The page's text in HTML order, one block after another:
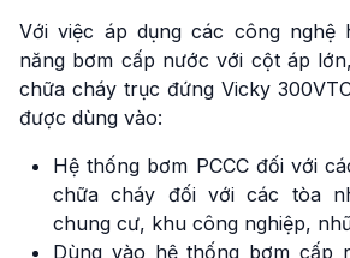
Với việc áp dụng các công nghệ
năng bơm cấp nước với cột áp
chữa cháy trục đứng Vicky
được dùng vào:
Hệ thống bơm PCCC đối với
chữa cháy đối với các tòa
chung cư, khu công nghiệp,
Dùng vào hệ thống bơm cấp